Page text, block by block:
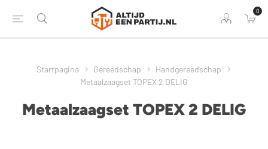
0
Startpagina Gereedschap
Handgereedschap
Metaalzaagset TOPEX 2 DELIG
Metaalzaagset TOPEX 2 DELIG